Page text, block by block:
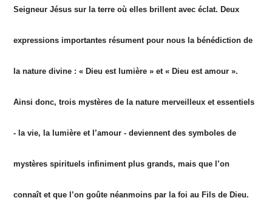
Seigneur Jésus sur la terre où elles brillent avec éclat. Deux
expressions importantes résument pour nous la bénédiction de
la nature divine : « Dieu est lumière » et « Dieu est amour ».
Ainsi donc, trois mystères de la nature merveilleux et essentiels
- la vie, la lumière et l’amour - deviennent des symboles de
mystères spirituels infiniment plus grands, mais que l’on
connaît et que l’on goûte néanmoins par la foi au Fils de Dieu.